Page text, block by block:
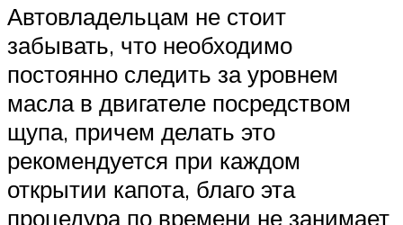
Автовладельцам не стоит
забывать, что необходимо
постоянно следить за уровнем
масла в двигателе посредством
щупа, причем делать это
рекомендуется при каждом
открытии капота, благо эта
процедура по времени не занимает